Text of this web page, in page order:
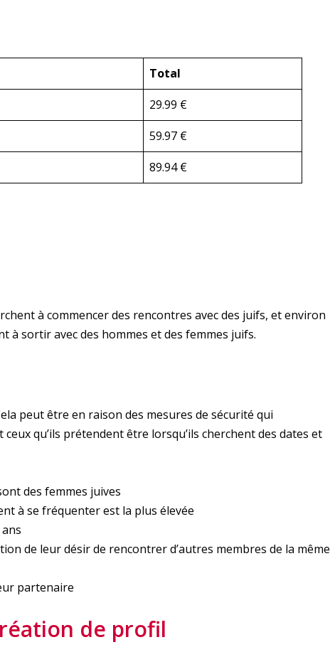
Total
29.99 €
59.97 €
89.94 €
à commencer des rencontres avec des juifs, et environ
à sortir avec des hommes et des femmes juifs.
peut être en raison des mesures de sécurité qui
qu’ils prétendent être lorsqu’ils cherchent des dates et
des femmes juives
à se fréquenter est la plus élevée
de leur désir de rencontrer d’autres membres de la même
partenaire
de profil